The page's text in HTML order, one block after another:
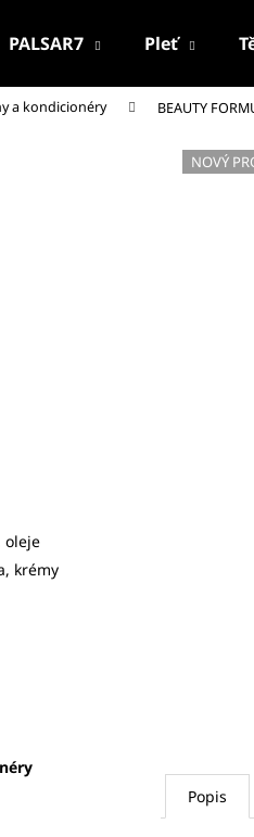
PALSAR7 Pleť
a kondicionéry BEAUTY
oleje
krémy
NOVÝ
Popis
Co
SADA